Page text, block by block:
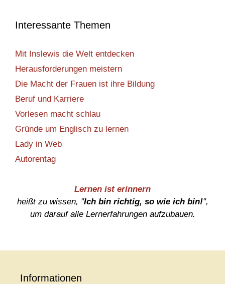
Interessante Themen
Mit Inslewis die Welt entdecken
Herausforderungen meistern
Die Macht der Frauen ist ihre Bildung
Beruf und Karriere
Vorlesen macht schlau
Gründe um Englisch zu lernen
Lady in Web
Autorentag
Lernen ist erinnern
heißt zu wissen, "Ich bin richtig, so wie ich bin!",
um darauf alle Lernerfahrungen aufzubauen.
Informationen